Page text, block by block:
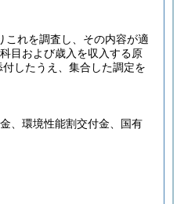
これを調査し、その内容が適
目および歳入を収入する原
したうえ、集合した調定を
、環境性能割交付金、国有